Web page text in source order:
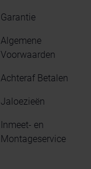
Garantie
Algemene
Voorwaarden
Achteraf Betalen
Jaloezieën
Inmeet- en
Montageservice